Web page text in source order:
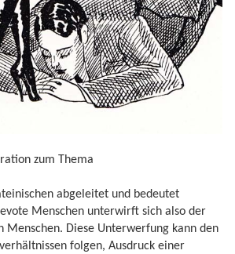
zum Thema
abgeleitet und bedeutet
Menschen unterwirft sich also der
Menschen. Diese Unterwerfung kann den
folgen, Ausdruck einer